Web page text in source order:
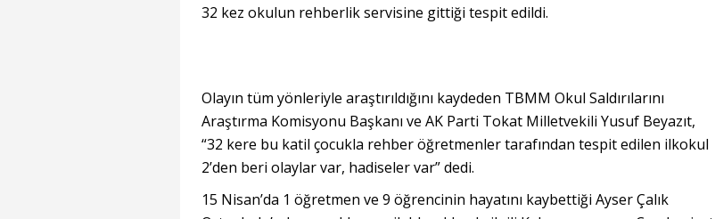
32 kez okulun rehberlik servisine gittiği tespit edildi.
Olayın tüm yönleriyle araştırıldığını kaydeden TBMM Okul Saldırılarını
Araştırma Komisyonu Başkanı ve AK Parti Tokat Milletvekili Yusuf Beyazıt,
“32 kere bu katil çocukla rehber öğretmenler tarafından tespit edilen ilkokul
2’den beri olaylar var, hadiseler var” dedi.
15 Nisan’da 1 öğretmen ve 9 öğrencinin hayatını kaybettiği Ayser Çalık